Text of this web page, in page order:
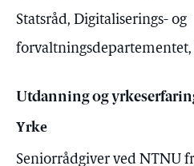
Statsråd, Digitaliserings- og
forvaltningsdepartementet,
Utdanning og
Yrke
Seniorrådgiver ved NTNU